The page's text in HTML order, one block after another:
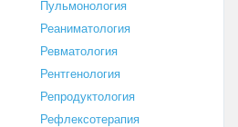
Пульмонология
Реаниматология
Ревматология
Рентгенология
Репродуктология
Рефлексотерапия